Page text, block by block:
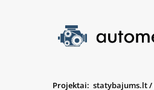
Projektai: statybajums.lt/